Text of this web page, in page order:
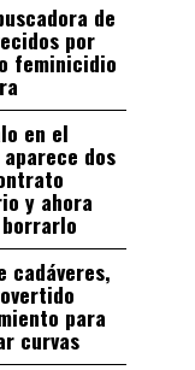
de
por
feminicidio
en el
aparece dos
y ahora
cadáveres,
para
curvas